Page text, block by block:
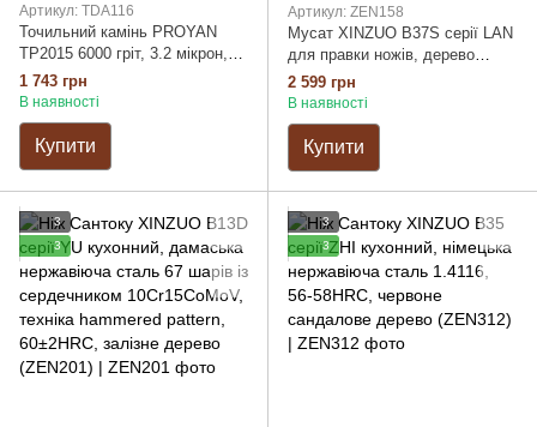
Артикул: TDA116
Точильний камінь PROYAN
TP2015 6000 гріт, 3.2 мікрон,
білий, 200х70х18мм
1 743 грн
В наявності
Купити
Артикул: ZEN158
Мусат XINZUO B37S серії LAN
для правки ножів, дерево
пакка (ZEN158)
2 599 грн
В наявності
Купити
3
3
3
3